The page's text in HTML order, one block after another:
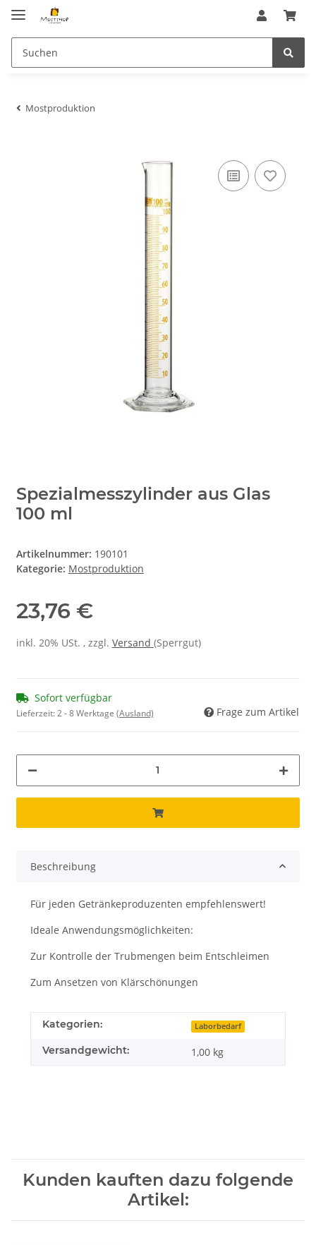
Mostproduktion
Spezialmesszylinder aus Glas
100 ml
Artikelnummer: 190101
Kategorie: Mostproduktion
23,76 €
inkl. 20% USt. , zzgl. Versand (Sperrgut)
Sofort verfügbar
Lieferzeit:2 - 8 Werktage (Ausland) Frage zum Artikel
Beschreibung
Für jeden Getränkeproduzenten empfehlenswert!
Ideale Anwendungsmöglichkeiten:
Zur Kontrolle der Trubmengen beim Entschleimen
Zum Ansetzen von Klärschönungen
Kategorien: Laborbedarf
Versandgewicht: 1,00 kg
Kunden kauften dazu folgende
Artikel: